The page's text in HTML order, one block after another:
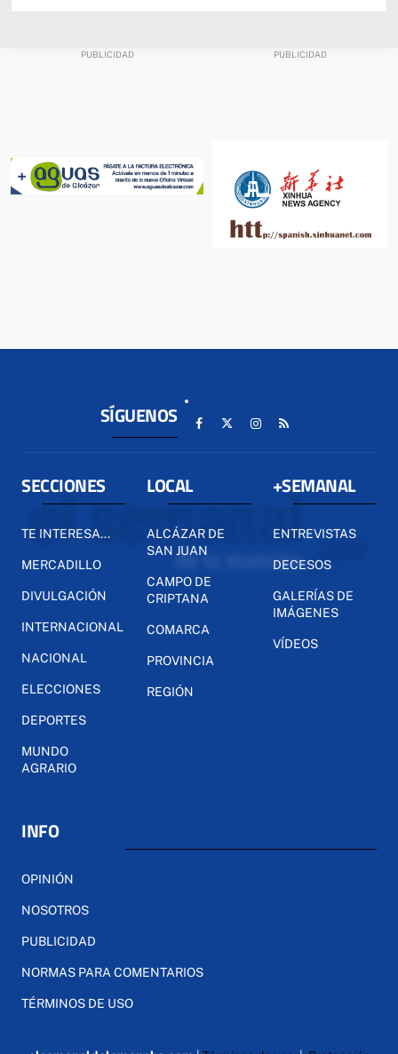
SÍGUENOS
SECCIONES
TE INTERESA...
MERCADILLO
DIVULGACIÓN
INTERNACIONAL
NACIONAL
ELECCIONES
DEPORTES
MUNDO
AGRARIO
LOCAL
ALCÁZAR DE
SAN JUAN
CAMPO DE
CRIPTANA
COMARCA
PROVINCIA
REGIÓN
+SEMANAL
ENTREVISTAS
DECESOS
GALERÍAS DE
IMÁGENES
VÍDEOS
INFO
OPINIÓN
NOSOTROS
PUBLICIDAD
NORMAS PARA COMENTARIOS
TÉRMINOS DE USO